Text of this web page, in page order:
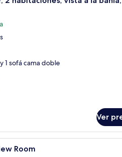
1 sofá cama doble
Ver
Wifi gratis, decoración
Room